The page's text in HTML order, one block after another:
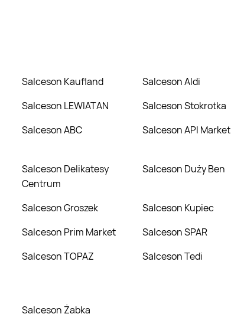
Salceson Kaufland Salceson Aldi
Salceson LEWIATAN Salceson Stokrotka
Salceson ABC Salceson API Market
Salceson Delikatesy
Centrum
Salceson Duży Ben
Salceson Groszek Salceson Kupiec
Salceson Prim Market Salceson SPAR
Salceson TOPAZ Salceson Tedi
Salceson Żabka